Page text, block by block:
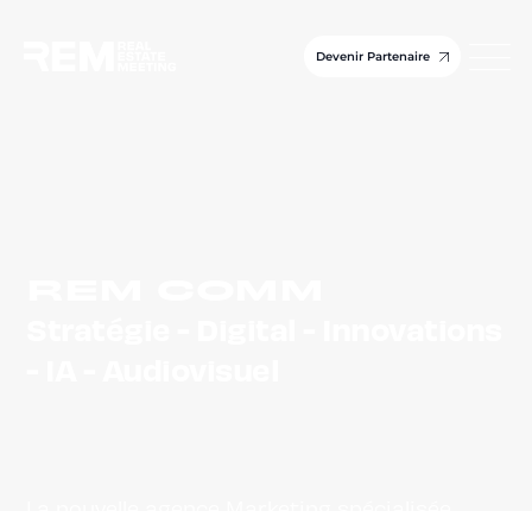
Devenir Partenaire